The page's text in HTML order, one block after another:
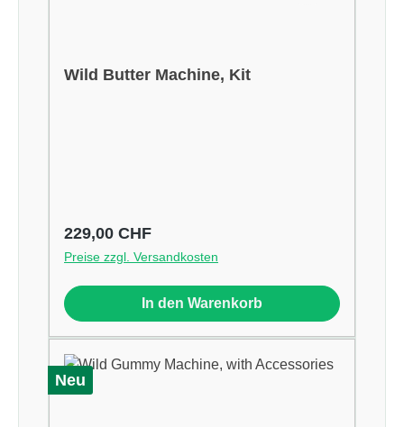
Wild Butter Machine, Kit
Regulärer Preis:
229,00 CHF
Preise zzgl. Versandkosten
In den Warenkorb
Neu